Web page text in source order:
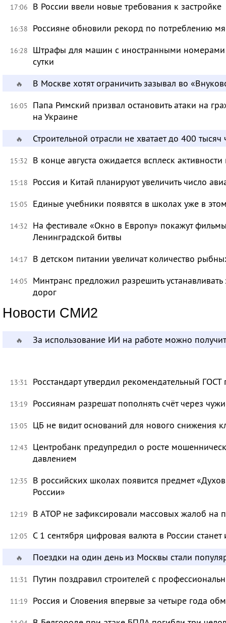
17:06 В России ввели новые требования к застройке
16:38 Россияне обновили рекорд по потреблению
16:28
Штрафы для машин с иностранными номерами
сутки
🔥 В Москве хотят ограничить зазывал во
16:05
Папа Римский призвал остановить атаки на
на Украине
🔥 Строительной отрасли не хватает до 400 тысяч
15:32 В конце августа ожидается всплеск
15:18 Россия и Китай планируют увеличить число
15:05 Единые учебники появятся в школах уже в
14:32
На фестивале «Окно в Европу» покажут
Ленинградской битвы
14:17 В детском питании увеличат количество
14:05
Минтранс предложил разрешить
дорог
Новости СМИ2
🔥 За использование ИИ на работе можно
13:31 Росстандарт утвердил рекомендательный
13:19 Россиянам разрешат пополнять счёт через
13:05 ЦБ не видит оснований для нового снижения
12:43
Центробанк предупредил о росте
давлением
12:35
В российских школах появится предмет
России»
12:19 В АТОР не зафиксировали массовых жалоб на
12:05 С 1 сентября цифровая валюта в России
🔥 Поездки на один день из Москвы стали
11:31 Путин поздравил строителей с
11:19 Россия и Словения впервые за четыре года